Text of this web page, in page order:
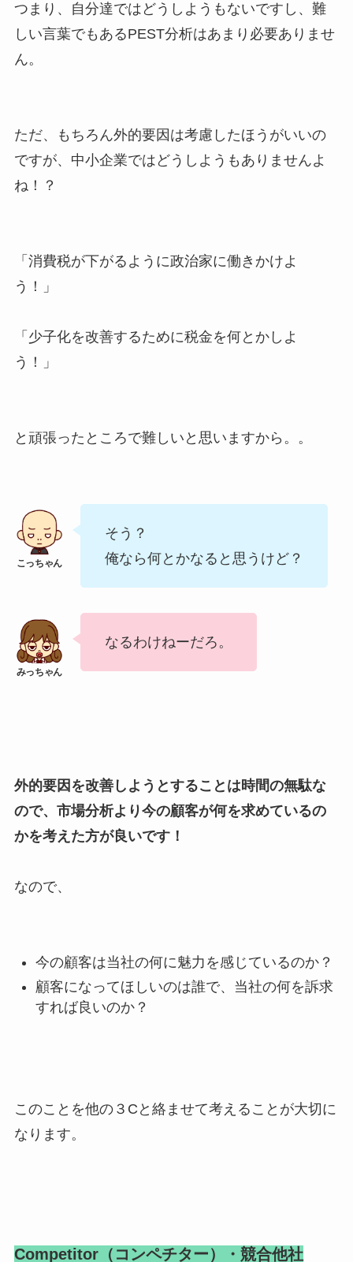
つまり、自分達ではどうしようもないですし、難
しい言葉でもあるPEST分析はあまり必要ありませ
ん。
ただ、もちろん外的要因は考慮したほうがいいの
ですが、中小企業ではどうしようもありませんよ
ね！？
「消費税が下がるように政治家に働きかけよ
う！」
「少子化を改善するために税金を何とかしよ
う！」
と頑張ったところで難しいと思いますから。。
そう？
俺なら何とかなると思うけど？
なるわけねーだろ。
外的要因を改善しようとすることは時間の無駄な
ので、市場分析より今の顧客が何を求めているの
かを考えた方が良いです！
なので、
今の顧客は当社の何に魅力を感じているのか？
顧客になってほしいのは誰で、当社の何を訴求
すれば良いのか？
このことを他の３Cと絡ませて考えることが大切に
なります。
Competitor（コンペチター）・競合他社